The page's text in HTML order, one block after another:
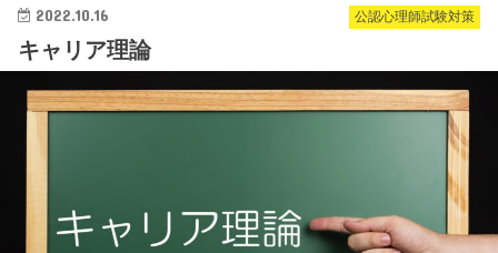
公認心理師試験対策
2022.10.16
キャリア理論